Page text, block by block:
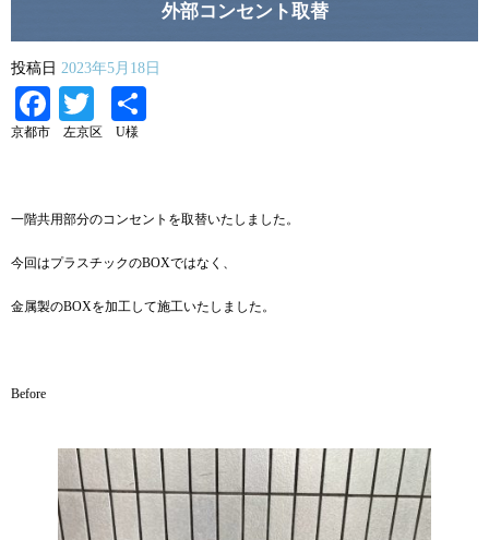
外部コンセント取替
投稿日 2023年5月18日
Facebook
Twitter
京都市 左京区 U様
一階共用部分のコンセントを取替いたしました。
今回はプラスチックのBOXではなく、
金属製のBOXを加工して施工いたしました。
Before